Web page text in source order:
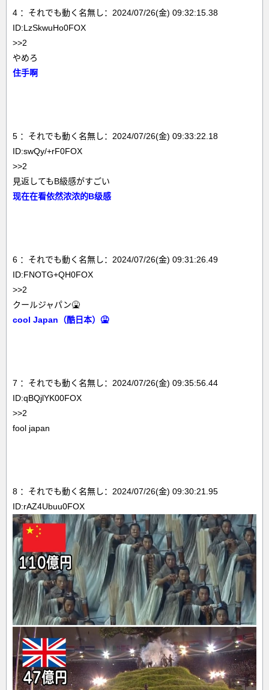
4 ：それでも動く名無し：2024/07/26(金) 09:32:15.38
ID:LzSkwuHo0FOX
>>2
やめろ
住手啊
5 ：それでも動く名無し：2024/07/26(金) 09:33:22.18
ID:swQy/+rF0FOX
>>2
見返してもB級感がすごい
现在在看依然浓浓的B级感
6 ：それでも動く名無し：2024/07/26(金) 09:31:26.49
ID:FNOTG+QH0FOX
>>2
クールジャパン🤮
cool Japan（酷日本）🤮
7 ：それでも動く名無し：2024/07/26(金) 09:35:56.44
ID:qBQjlYK00FOX
>>2
fool japan
8 ：それでも動く名無し：2024/07/26(金) 09:30:21.95
ID:rAZ4Ubuu0FOX